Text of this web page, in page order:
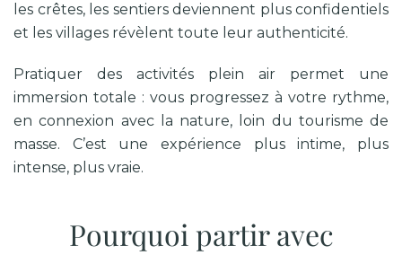
les crêtes, les sentiers deviennent plus confidentiels
et les villages révèlent toute leur authenticité.
Pratiquer des activités plein air permet une
immersion totale : vous progressez à votre rythme,
en connexion avec la nature, loin du tourisme de
masse. C’est une expérience plus intime, plus
intense, plus vraie.
Pourquoi partir avec